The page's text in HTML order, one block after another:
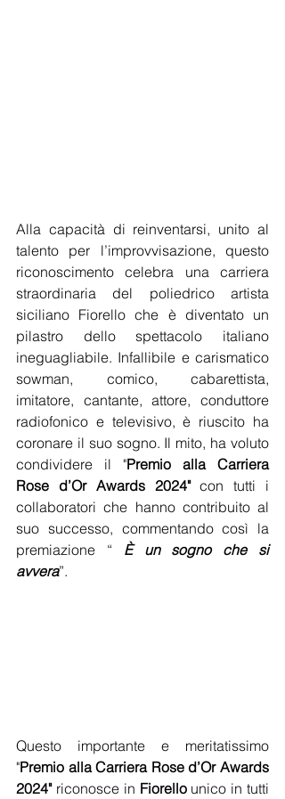
Alla capacità di reinventarsi, unito al
talento per l’improvvisazione, questo
riconoscimento celebra una carriera
straordinaria del poliedrico artista
siciliano Fiorello che è diventato un
pilastro dello spettacolo italiano
ineguagliabile. Infallibile e carismatico
sowman, comico, cabarettista,
imitatore, cantante, attore, conduttore
radiofonico e televisivo, è riuscito ha
coronare il suo sogno. Il mito, ha voluto
condividere il "Premio alla Carriera
Rose d’Or Awards 2024" con tutti i
collaboratori che hanno contribuito al
suo successo, commentando così la
premiazione “ È un sogno che si
avvera”.
Questo importante e meritatissimo
"Premio alla Carriera Rose d’Or Awards
2024" riconosce in Fiorello unico in tutti